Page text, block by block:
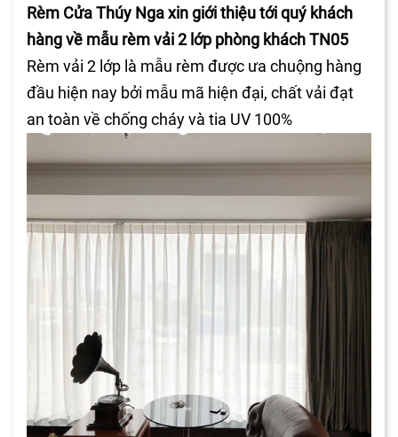
Rèm Cửa Thúy Nga xin giới thiệu tới quý khách
hàng về mẫu rèm vải 2 lớp phòng khách TN05
Rèm vải 2 lớp là mẫu rèm được ưa chuộng hàng
đầu hiện nay bởi mẫu mã hiện đại, chất vải đạt
an toàn về chống cháy và tia UV 100%